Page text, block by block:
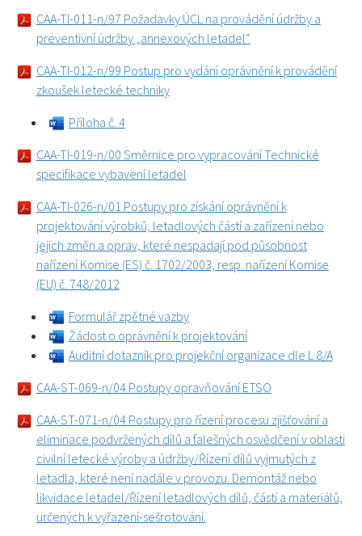
CAA-TI-011-n/97 Požadavky ÚCL na provádění údržby a
preventivní údržby „annexových letadel“
CAA-TI-012-n/99 Postup pro vydání oprávnění k provádění
zkoušek letecké techniky
Příloha č. 4
CAA-TI-019-n/00 Směrnice pro vypracování Technické
specifikace vybavení letadel
CAA-TI-026-n/01 Postupy pro získání oprávnění k
projektování výrobků, letadlových částí a zařízení nebo
jejich změn a oprav, které nespadají pod působnost
nařízení Komise (ES) č. 1702/2003, resp. nařízení Komise
(EU) č. 748/2012
Formulář zpětné vazby
Žádost o oprávnění k projektování
Auditní dotazník pro projekční organizace dle L 8/A
CAA-ST-069-n/04 Postupy opravňování ETSO
CAA-ST-071-n/04 Postupy pro řízení procesu zjišťování a
eliminace podvržených dílů a falešných osvědčení v oblasti
civilní letecké výroby a údržby/Řízení dílů vyjmutých z
letadla, které není nadále v provozu. Demontáž nebo
likvidace letadel/Řízení letadlových dílů, částí a materiálů,
určených k vyřazení-sešrotování.